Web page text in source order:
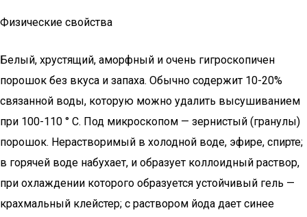
Физические свойства
Белый, хрустящий, аморфный и очень гигроскопичен
порошок без вкуса и запаха. Обычно содержит 10-20%
связанной воды, которую можно удалить высушиванием
при 100-110 ° C. Под микроскопом — зернистый (гранулы)
порошок. Нерастворимый в холодной воде, эфире, спирте;
в горячей воде набухает, и образует коллоидный раствор,
при охлаждении которого образуется устойчивый гель —
крахмальный клейстер; с раствором йода дает синее